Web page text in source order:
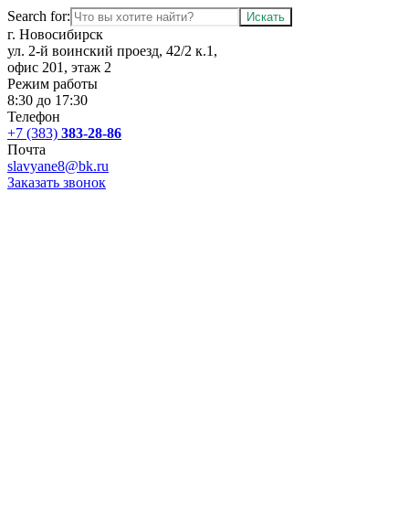
Search for:
г. Новосибирск
ул. 2-й воинский проезд, 42/2 к.1,
офис 201, этаж 2
Режим работы
8:30 до 17:30
Телефон
+7 (383) 383-28-86
Почта
slavyane8@bk.ru
Заказать звонок